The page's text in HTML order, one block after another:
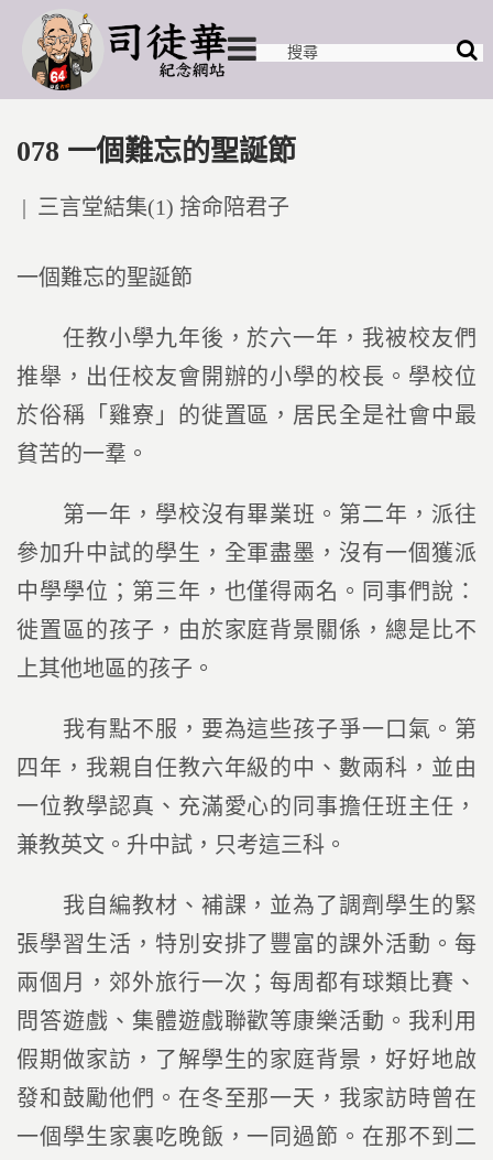
078 一個難忘的聖誕節
Posted
三言堂結集(1) 捨命陪君子
一個難忘的聖誕節
任教小學九年後，於六一年，我被校友們
推舉，出任校友會開辦的小學的校長。學校位
於俗稱「雞寮」的徙置區，居民全是社會中最
貧苦的一羣。
第一年，學校沒有畢業班。第二年，派往
參加升中試的學生，全軍盡墨，沒有一個獲派
中學學位；第三年，也僅得兩名。同事們說：
徙置區的孩子，由於家庭背景關係，總是比不
上其他地區的孩子。
我有點不服，要為這些孩子爭一口氣。第
四年，我親自任教六年級的中、數兩科，並由
一位教學認真、充滿愛心的同事擔任班主任，
兼教英文。升中試，只考這三科。
我自編教材、補課，並為了調劑學生的緊
張學習生活，特別安排了豐富的課外活動。每
兩個月，郊外旅行一次；每周都有球類比賽、
問答遊戲、集體遊戲聯歡等康樂活動。我利用
假期做家訪，了解學生的家庭背景，好好地啟
發和鼓勵他們。在冬至那一天，我家訪時曾在
一個學生家裏吃晚飯，一同過節。在那不到二